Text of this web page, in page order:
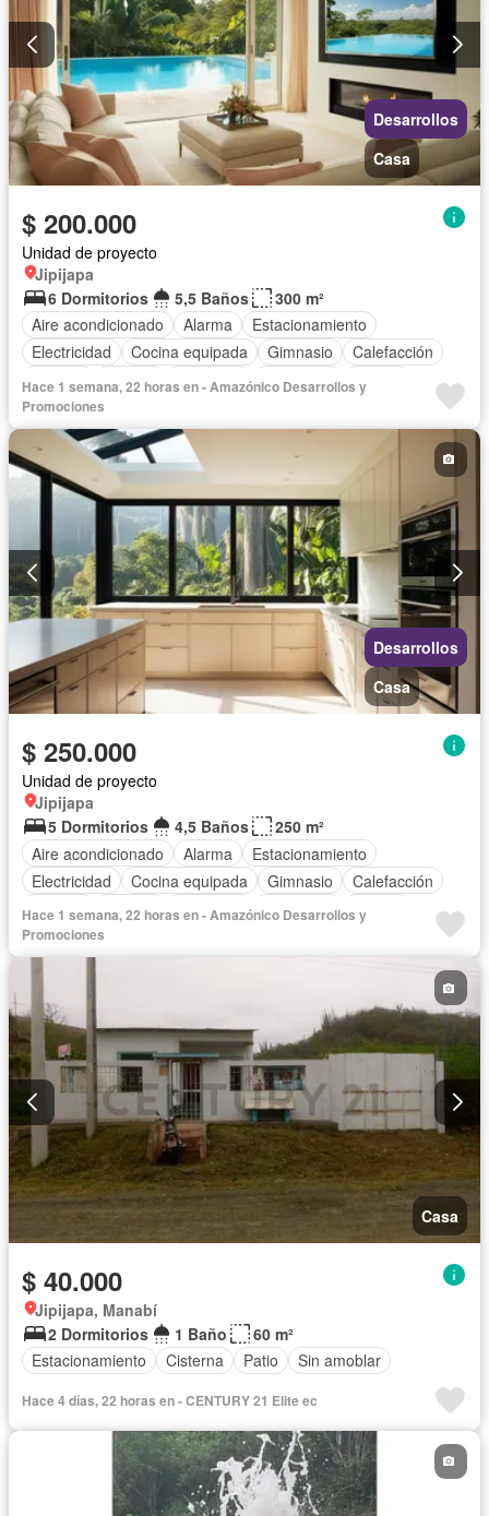
Desarrollos
Casa
$ 200.000
Unidad de proyecto
Jipijapa
6 Dormitorios
5,5 Baños
300 m²
Aire acondicionado
Alarma
Estacionamiento
Electricidad
Cocina equipada Gimnasio
Calefacción
Internet
Jacuzzi Biblioteca Seguridad
Piscina
Cancha de tenis
Hace 1 semana, 22 horas en - Amazónico Desarrollos y
Promociones
Desarrollos
Casa
$ 250.000
Unidad de proyecto
Jipijapa
5 Dormitorios
4,5 Baños
250 m²
Aire acondicionado
Alarma
Estacionamiento
Electricidad
Cocina equipada Gimnasio
Calefacción
Internet
Jacuzzi Biblioteca Seguridad
Piscina
Cancha de tenis
Completamente amoblado
Hace 1 semana, 22 horas en - Amazónico Desarrollos y
Promociones
Casa
$ 40.000
Jipijapa, Manabí
2 Dormitorios
1 Baño
60 m²
Estacionamiento
Cisterna Patio Sin amoblar
Hace 4 días, 22 horas en - CENTURY 21 Elite ec